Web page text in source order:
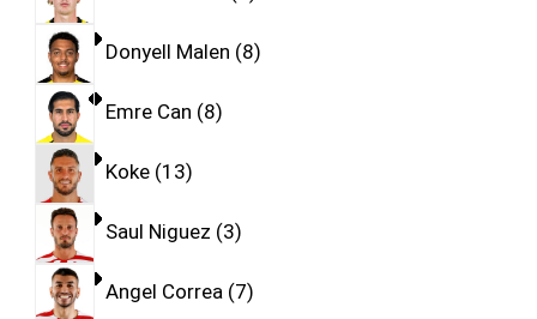
Donyell Malen 8
Emre Can 8
Koke 13
Saul Niguez 3
Angel Correa 7